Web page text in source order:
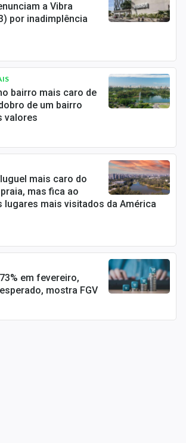
a Vibra
por inadimplência
bairro mais caro de
de um bairro
valores
mais caro do
mas fica ao
lugares mais visitados da América
em fevereiro,
mostra FGV